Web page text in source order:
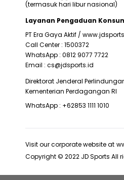
(termasuk hari libur nasional)
Layanan Pengaduan
PT Era Gaya Aktif /
Call Center : 1500372
WhatsApp : 0812 9077 7722
Email : cs@jdsports.id
Direktorat Jenderal
Kementerian Perdagangan RI
WhatsApp : +62853 1111 1010
Visit our corporate website at
Copyright © 2022 JD Sports All